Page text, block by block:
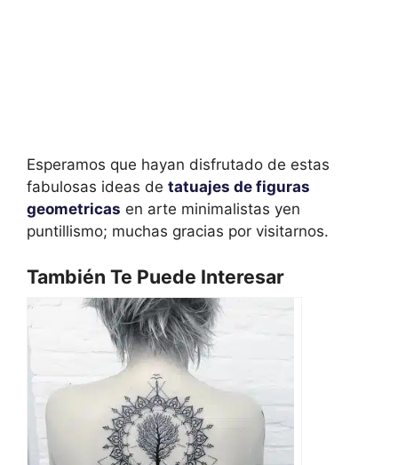
Esperamos que hayan disfrutado de estas
fabulosas ideas de tatuajes de figuras
geometricas en arte minimalistas yen
puntillismo; muchas gracias por visitarnos.
También Te Puede Interesar